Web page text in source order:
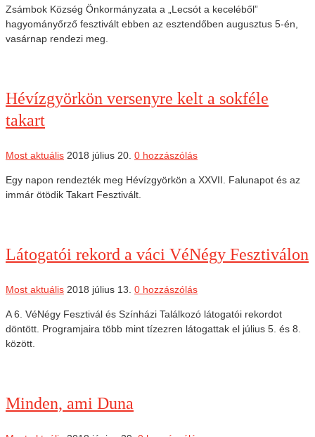
Zsámbok Község Önkormányzata a „Lecsót a keceléből”
hagyományőrző fesztivált ebben az esztendőben augusztus 5-én,
vasárnap rendezi meg.
Hévízgyörkön versenyre kelt a sokféle
takart
Most aktuális 2018 július 20. 0 hozzászólás
Egy napon rendezték meg Hévízgyörkön a XXVII. Falunapot és az
immár ötödik Takart Fesztivált.
Látogatói rekord a váci VéNégy Fesztiválon
Most aktuális 2018 július 13. 0 hozzászólás
A 6. VéNégy Fesztivál és Színházi Találkozó látogatói rekordot
döntött. Programjaira több mint tízezren látogattak el július 5. és 8.
között.
Minden, ami Duna